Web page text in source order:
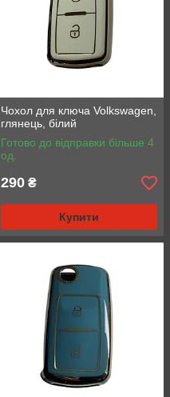
Чохол для ключа Volkswagen,
глянець, білий
Готово до відправки більше 4
од.
290 ₴
Купити